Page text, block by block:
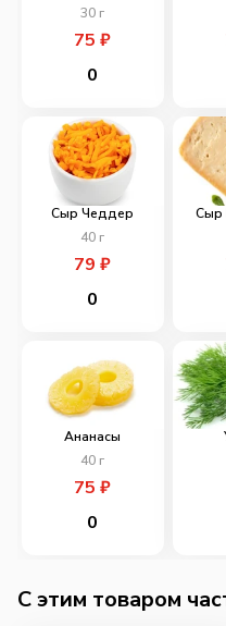
30 г
75₽
0
Сыр Чеддер
40 г
79₽
0
Сыр
Ананасы
40 г
75₽
0
C этим товаром